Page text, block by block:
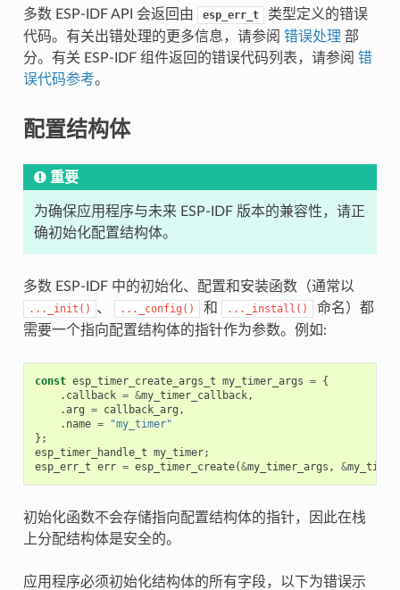
多数 ESP-IDF API 会返回由 esp_err_t
类型定义的错误
代码。有关出错处理的更多信息，请参阅 错误处理 部
分。有关 ESP-IDF 组件返回的错误代码列表，请参阅 错
误代码参考。
配置结构体
重要
为确保应用程序与未来 ESP-IDF 版本的兼容性，请正
确初始化配置结构体。
多数 ESP-IDF 中的初始化、配置和安装函数（通常以
..._init() 、 ..._config() 和 ..._install()
命名）都
需要一个指向配置结构体的指针作为参数。例如:
const esp_timer_create_args_t my_timer_args = {
. callback = &my_timer_callback,
.arg = callback_arg ,
. name =
"my_timer"
};
esp_timer_handle_t my_timer;
esp_err_t err = esp_timer_create(&my_timer_args , &my_timer
初始化函数不会存储指向配置结构体的指针，因此在栈
上分配结构体是安全的。
应用程序必须初始化结构体的所有字段，以下为错误示